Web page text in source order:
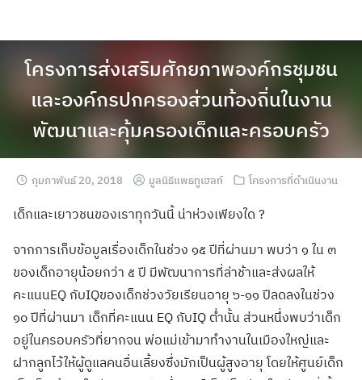
โครงการส่งเสริมศักยภาพองค์กรชุมชน
และองค์กรปกครองส่วนท้องถิ่นในงาน
พัฒนาและคุ้มครองเด็กและครอบครัว
กุมภาพันธ์ 20, 2018 มูลนิธิแพธทูเฮลท์ โครงการที่ดำเนินงาน
เด็กและเยาวชนของเราทุกวันนี้ น่าห่วงเพียงใด ?
จากการเก็บข้อมูลเรื่องเด็กในช่วง ๑๕ ปีที่ผ่านมา พบว่า ๑ ใน ๓
ของเด็กอายุน้อยกว่า ๕ ปี มีพัฒนาการที่ล่าช้าและส่งผลให้
คะแนนEQ กับIQของเด็กช่วงวัยเรียนอายุ ๖-๑๑ ปีลดลงในช่วง
๑๐ ปีที่ผ่านมา เด็กที่คะแนน EQ กับIQ ต่ำนั้น ส่วนหนึ่งพบว่าเด็ก
อยู่ในครอบครัวที่ยากจน พ่อแม่เข้ามาทำงานในเมืองใหญ่และ
ฝากลูกไว้ให้ผู้ดูแลคนอื่นเลี้ยงซึ่งมักเป็นผู้สูงอายุ โดยให้ศูนย์เด็ก